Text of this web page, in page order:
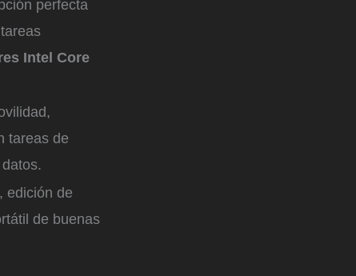
perfecta
Intel Core
tareas de
edición de
de buenas